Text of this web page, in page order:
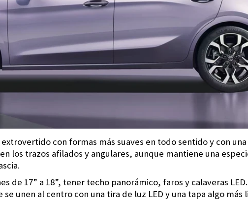
con formas más suaves en todo sentido y con
los trazos afilados y angulares, aunque mantiene una
de 17” a 18”, tener techo panorámico, faros y calaveras
unen al centro con una tira de luz LED y una tapa algo más